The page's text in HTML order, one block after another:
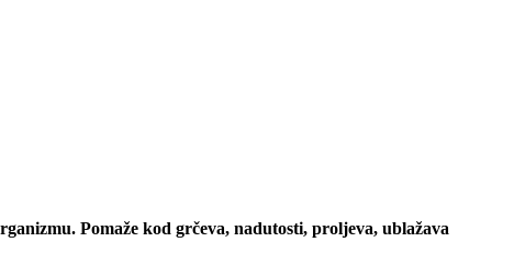
Pomaže kod grčeva, nadutosti, proljeva, ublažava